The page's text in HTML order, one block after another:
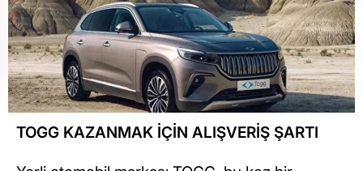
TOGG KAZANMAK İÇİN ALIŞVERİŞ ŞARTI